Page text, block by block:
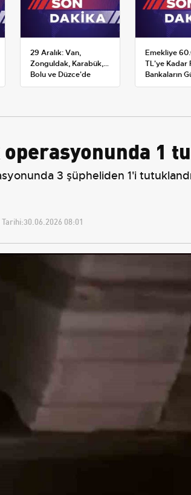
29 Aralık: Van,
Zonguldak, Karabük,
Bolu ve Düzce'de
okullar tatil —
Emekliye
TL'ye Kadar
Bankaların
Promosyon
1
3 şüpheliden 1'i
30.06.2026 08:01